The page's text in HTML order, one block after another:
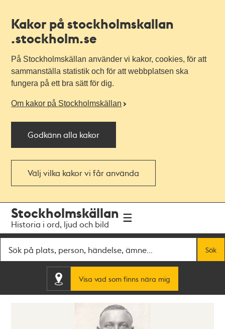
Kakor på stockholmskallan
.stockholm.se
På Stockholmskällan använder vi kakor, cookies, för att
sammanställa statistik och för att webbplatsen ska
fungera på ett bra sätt för dig.
Om kakor på Stockholmskällan
Godkänn alla kakor
Välj vilka kakor vi får använda
navigationen
huvudinnehållet
Stockholmskällan
Historia i ord, ljud och bild
Sök
Visa vad som finns nära mig